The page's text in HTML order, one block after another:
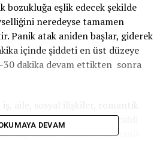
bozukluğa eşlik edecek şekilde
neredeyse tamamen
Panik atak aniden başlar, giderek
içinde şiddeti en üst düzeye
30 dakika devam ettikten sonra
alanında işlevselliğinde ciddi
Kişi sürekli tekrarlayan panik
DEVAM